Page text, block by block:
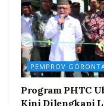
PEMPROV
Program PHTC
Kini Dilengkapi